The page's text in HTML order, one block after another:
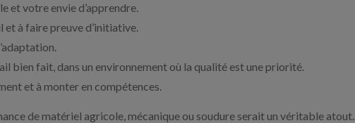
et votre envie d’apprendre.
à faire preuve d’initiative.
bien fait, dans un environnement où la qualité est une priorité.
et à monter en compétences.
de matériel agricole, mécanique ou soudure serait un véritable atout.